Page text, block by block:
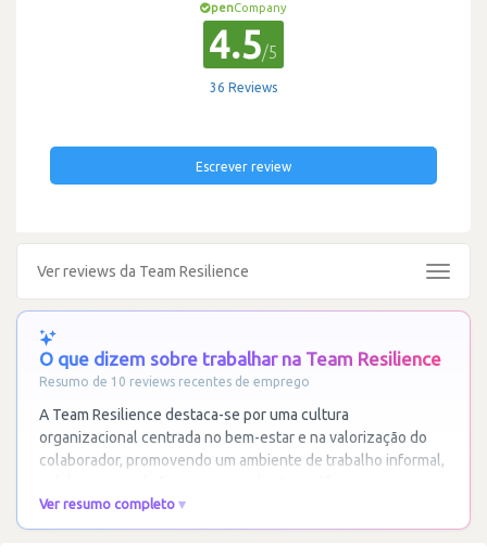
penCompany
4.5/5
36 Reviews
Escrever review
Ver reviews da Team Resilience
Toggle
O que dizem sobre trabalhar na Team Resilience
Resumo de 10 reviews recentes de emprego
A Team Resilience destaca-se por uma cultura
organizacional centrada no bem-estar e na valorização do
colaborador, promovendo um ambiente de trabalho informal,
Ver resumo completo